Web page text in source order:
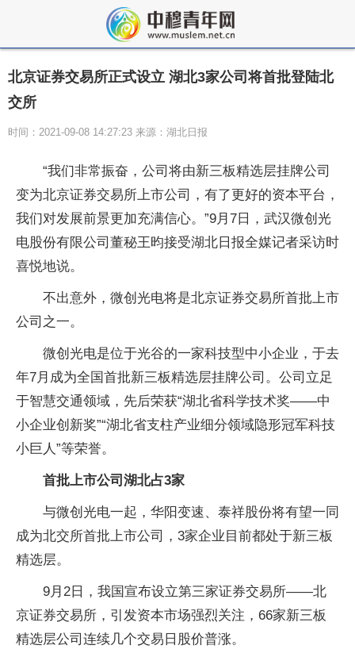
北京证券交易所正式设立 湖北3家公司将首批登陆北
交所
时间：2021-09-08 14:27:23 来源：湖北日报
“我们非常振奋，公司将由新三板精选层挂牌公司
变为北京证券交易所上市公司，有了更好的资本平台，
我们对发展前景更加充满信心。”9月7日，武汉微创光
电股份有限公司董秘王昀接受湖北日报全媒记者采访时
喜悦地说。
不出意外，微创光电将是北京证券交易所首批上市
公司之一。
微创光电是位于光谷的一家科技型中小企业，于去
年7月成为全国首批新三板精选层挂牌公司。公司立足
于智慧交通领域，先后荣获“湖北省科学技术奖——中
小企业创新奖”“湖北省支柱产业细分领域隐形冠军科技
小巨人”等荣誉。
首批上市公司湖北占3家
与微创光电一起，华阳变速、泰祥股份将有望一同
成为北交所首批上市公司，3家企业目前都处于新三板
精选层。
9月2日，我国宣布设立第三家证券交易所——北
京证券交易所，引发资本市场强烈关注，66家新三板
精选层公司连续几个交易日股价普涨。